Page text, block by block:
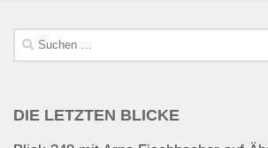
Suchen
nach:
DIE LETZTEN BLICKE